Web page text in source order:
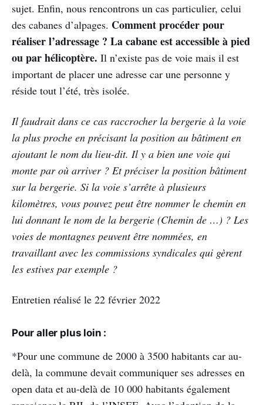
sujet. Enfin, nous rencontrons un cas particulier, celui
des cabanes d’alpages. Comment procéder pour
réaliser l’adressage ? La cabane est accessible à pied
ou par hélicoptère. Il n’existe pas de voie mais il est
important de placer une adresse car une personne y
réside tout l’été, très isolée.
Il faudrait dans ce cas raccrocher la bergerie à la voie
la plus proche en précisant la position au bâtiment en
ajoutant le nom du lieu-dit. Il y a bien une voie qui
monte par où arriver ? Et préciser la position bâtiment
sur la bergerie. Si la voie s’arrête à plusieurs
kilomètres, vous pouvez peut être nommer le chemin en
lui donnant le nom de la bergerie (Chemin de …) ? Les
voies de montagnes peuvent être nommées, en
travaillant avec les commissions syndicales qui gèrent
les estives par exemple ?
Entretien réalisé le 22 février 2022
Pour aller plus loin :
*Pour une commune de 2000 à 3500 habitants car au-
delà, la commune devait communiquer ses adresses en
open data et au-delà de 10 000 habitants également